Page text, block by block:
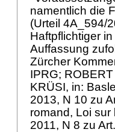
namentlich die
(Urteil 4A_594/
Haftpflichtiger
Auffassung
Zürcher
IPRG;
KRÜSI, in:
2013, N 10 zu
romand, Loi
2011, N 8 zu